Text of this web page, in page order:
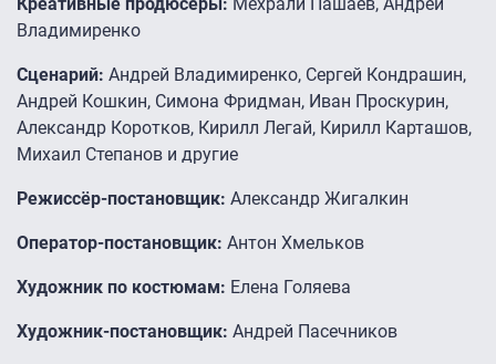
Креативные продюсеры: Мехрали Пашаев, Андрей
Владимиренко
Сценарий: Андрей Владимиренко, Сергей Кондрашин,
Андрей Кошкин, Симона Фридман, Иван Проскурин,
Александр Коротков, Кирилл Легай, Кирилл Карташов,
Михаил Степанов и другие
Режиссёр-постановщик: Александр Жигалкин
Оператор-постановщик: Антон Хмельков
Художник по костюмам: Елена Голяева
Художник-постановщик: Андрей Пасечников